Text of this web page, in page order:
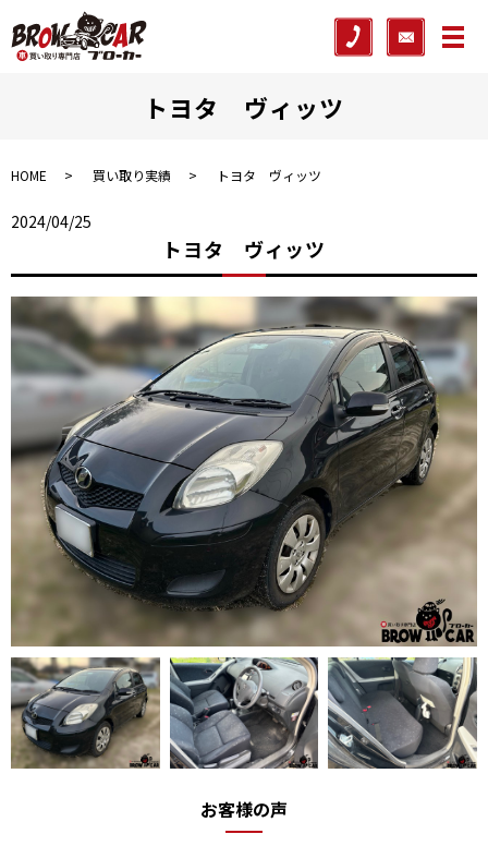
メ
トヨタ ヴィッツ
HOME 買い取り実績 トヨタ ヴィッツ
2024/04/25
トヨタ ヴィッツ
お客様の声